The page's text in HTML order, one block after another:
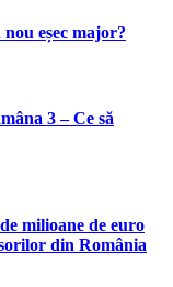
eșec major?
3 – Ce să
milioane de euro
din România